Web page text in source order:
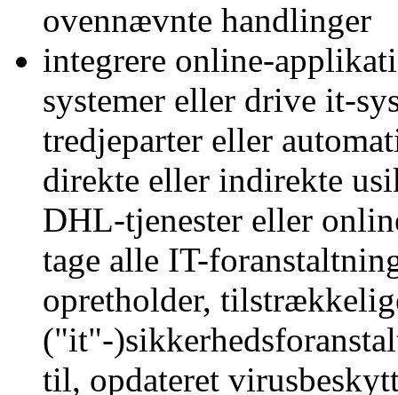
ovennævnte handlinger
integrere online-
systemer eller drive it-
tredjeparter eller
direkte eller indirekte
DHL-tjenester eller
tage alle IT-
opretholder,
("it"-
til, opdateret